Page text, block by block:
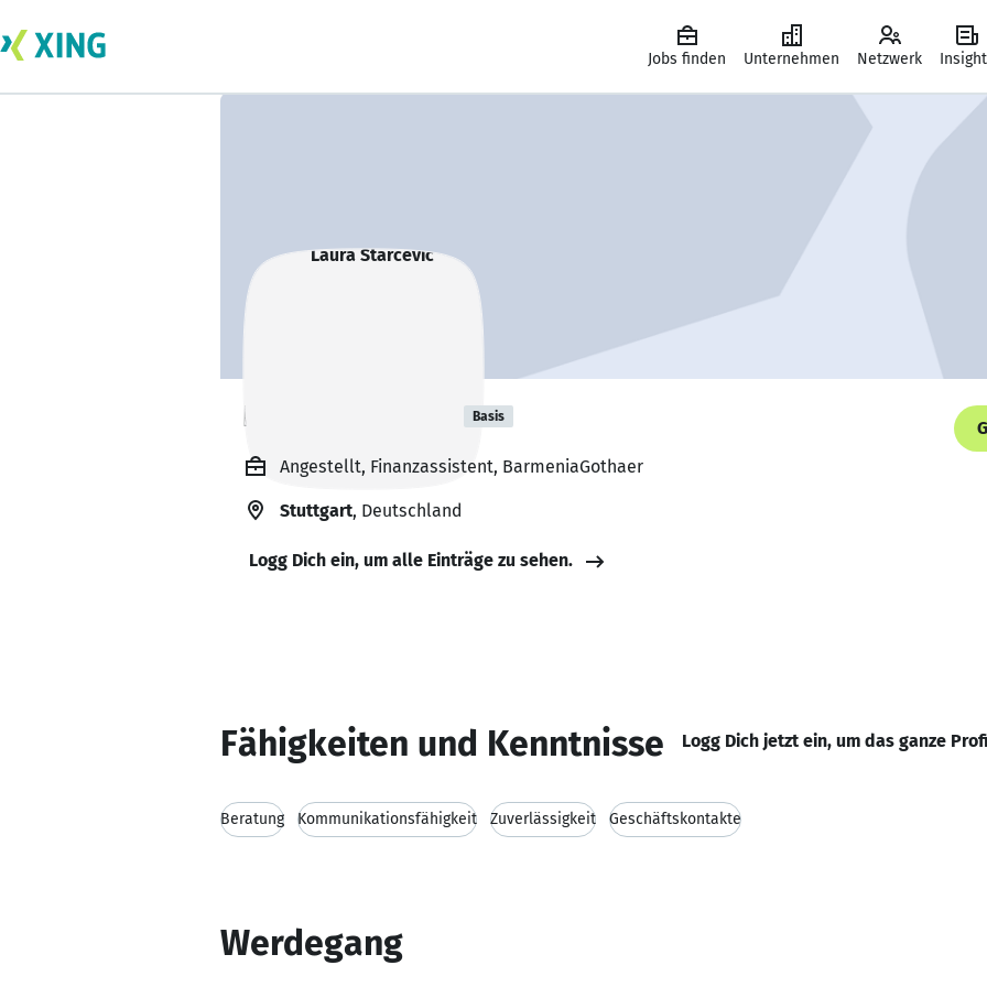
Jobs finden Unternehmen Netzwerk
Laura Starcevic Basis
Angestellt, Finanzassistent, BarmeniaGothaer
Stuttgart, Deutschland
Logg Dich ein, um alle Einträge zu sehen.
Fähigkeiten und Kenntnisse Logg Dich jetzt ein, um das ganze
Beratung Kommunikationsfähigkeit Zuverlässigkeit Geschäftskontakte
Werdegang